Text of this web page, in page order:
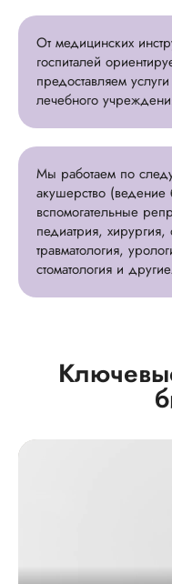
От медицинских
госпиталей
предоставляем
лечебного
Мы работаем по
акушерство (ведение
вспомогательные
педиатрия,
травматология,
стоматология и другие.